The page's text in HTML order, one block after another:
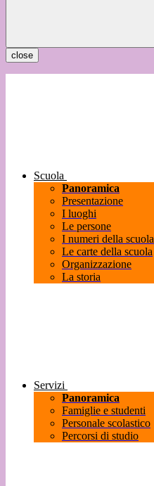
close
Scuola
Panoramica
Presentazione
I luoghi
Le persone
I numeri della scuola
Le carte della scuola
Organizzazione
La storia
Servizi
Panoramica
Famiglie e studenti
Personale scolastico
Percorsi di studio